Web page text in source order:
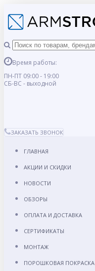
Время работы:
ПН-ПТ 09:00 - 19:00
СБ-ВС - выходной
ЗАКАЗАТЬ ЗВОНОК
ГЛАВНАЯ
АКЦИИ И СКИДКИ
НОВОСТИ
ОБЗОРЫ
ОПЛАТА И ДОСТАВКА
СЕРТИФИКАТЫ
МОНТАЖ
ПОРОШКОВАЯ ПОКРАСКА